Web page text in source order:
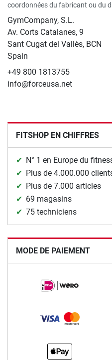
coordonnées du fabricant ou du
GymCompany, S.L.
Av. Corts Catalanes, 9
Sant Cugat del Vallès, BCN
Spain
+49 800 1813755
info@forceusa.net
FITSHOP EN CHIFFRES
N° 1 en Europe du
Plus de 4.000.000
Plus de 7.000 articles
69 magasins
75 techniciens
MODE DE PAIEMENT